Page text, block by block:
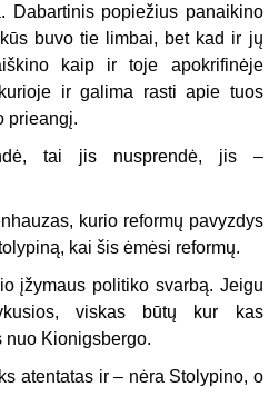
Dabartinis popiežius panaikino
buvo tie limbai, bet kad ir jų
kaip ir toje apokrifinėje
ir galima rasti apie tuos
prieangį.
tai jis nusprendė, jis –
kurio reformų pavyzdys
kai šis ėmėsi reformų.
įžymaus politiko svarbą. Jeigu
viskas būtų kur kas
nuo Kionigsbergo.
atentatas ir – nėra Stolypino, o